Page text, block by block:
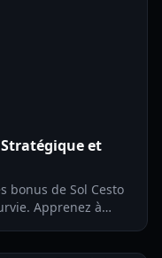
Stratégique et
bonus de Sol Cesto
Apprenez à